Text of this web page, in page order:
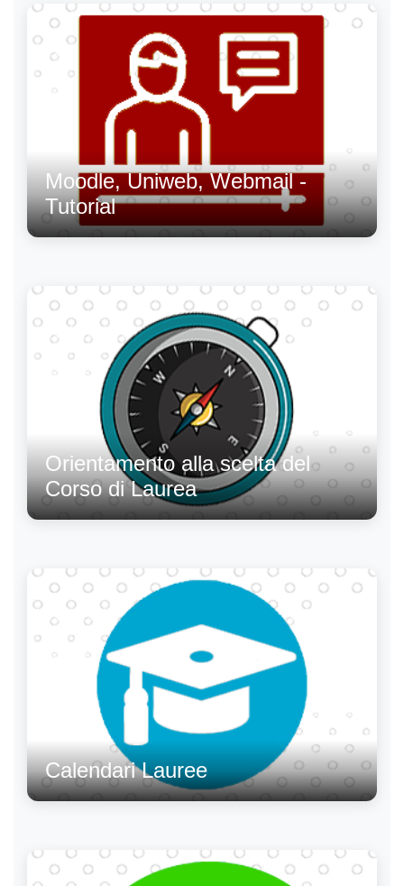
Moodle, Uniweb, Webmail -
Tutorial
Orientamento alla scelta del
Corso di Laurea
Calendari Lauree